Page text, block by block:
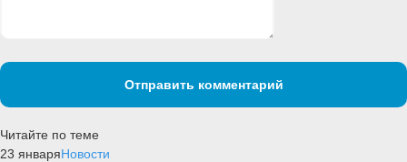
Отправить комментарий
Читайте по теме
23 январяНовости